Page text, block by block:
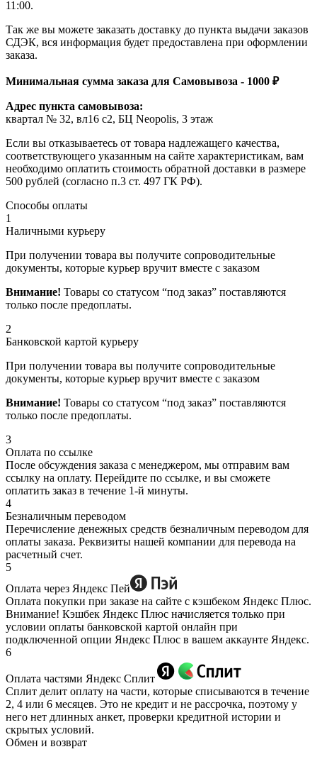
11:00.
Так же вы можете заказать доставку до пункта выдачи заказов
СДЭК, вся информация будет предоставлена при оформлении
заказа.
Минимальная сумма заказа для Самовывоза - 1000 ₽
Адрес пункта самовывоза:
квартал № 32, вл16 с2, БЦ Neopolis, 3 этаж
Если вы отказываетесь от товара надлежащего качества,
соответствующего указанным на сайте характеристикам, вам
необходимо оплатить стоимость обратной доставки в размере
500 рублей (согласно п.3 ст. 497 ГК РФ).
Способы оплаты
1
Наличными курьеру
При получении товара вы получите сопроводительные
документы, которые курьер вручит вместе с заказом
Внимание! Товары со статусом “под заказ” поставляются
только после предоплаты.
2
Банковской картой курьеру
При получении товара вы получите сопроводительные
документы, которые курьер вручит вместе с заказом
Внимание! Товары со статусом “под заказ” поставляются
только после предоплаты.
3
Оплата по ссылке
После обсуждения заказа с менеджером, мы отправим вам
ссылку на оплату. Перейдите по ссылке, и вы сможете
оплатить заказ в течение 1-й минуты.
4
Безналичным переводом
Перечисление денежных средств безналичным переводом для
оплаты заказа. Реквизиты нашей компании для перевода на
расчетный счет.
5
Оплата через Яндекс Пей
Оплата покупки при заказе на сайте с кэшбеком Яндекс Плюс.
Внимание! Кэшбек Яндекс Плюс начисляется только при
условии оплаты банковской картой онлайн при
подключенной опции Яндекс Плюс в вашем аккаунте Яндекс.
6
Оплата частями Яндекс Сплит
Сплит делит оплату на части, которые списываются в течение
2, 4 или 6 месяцев. Это не кредит и не рассрочка, поэтому у
него нет длинных анкет, проверки кредитной истории и
скрытых условий.
Обмен и возврат